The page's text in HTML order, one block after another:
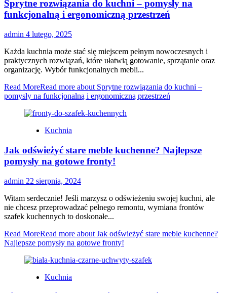
Sprytne rozwiązania do kuchni – pomysły na
funkcjonalną i ergonomiczną przestrzeń
admin 4 lutego, 2025
Każda kuchnia może stać się miejscem pełnym nowoczesnych i
praktycznych rozwiązań, które ułatwią gotowanie, sprzątanie oraz
organizację. Wybór funkcjonalnych mebli...
Read MoreRead more about Sprytne rozwiązania do kuchni –
pomysły na funkcjonalną i ergonomiczną przestrzeń
Kuchnia
Jak odświeżyć stare meble kuchenne? Najlepsze
pomysły na gotowe fronty!
admin 22 sierpnia, 2024
Witam serdecznie! Jeśli marzysz o odświeżeniu swojej kuchni, ale
nie chcesz przeprowadzać pełnego remontu, wymiana frontów
szafek kuchennych to doskonałe...
Read MoreRead more about Jak odświeżyć stare meble kuchenne?
Najlepsze pomysły na gotowe fronty!
Kuchnia